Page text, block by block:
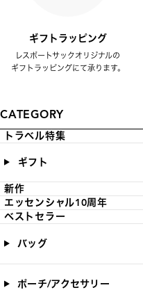
ギフトラッピング
レスポートサックオリジナルの
ギフトラッピングにて承ります。
CATEGORY
トラベル特集
ギフト
新作
エッセンシャル10周年
ベストセラー
バッグ
ポーチ/アクセサリー